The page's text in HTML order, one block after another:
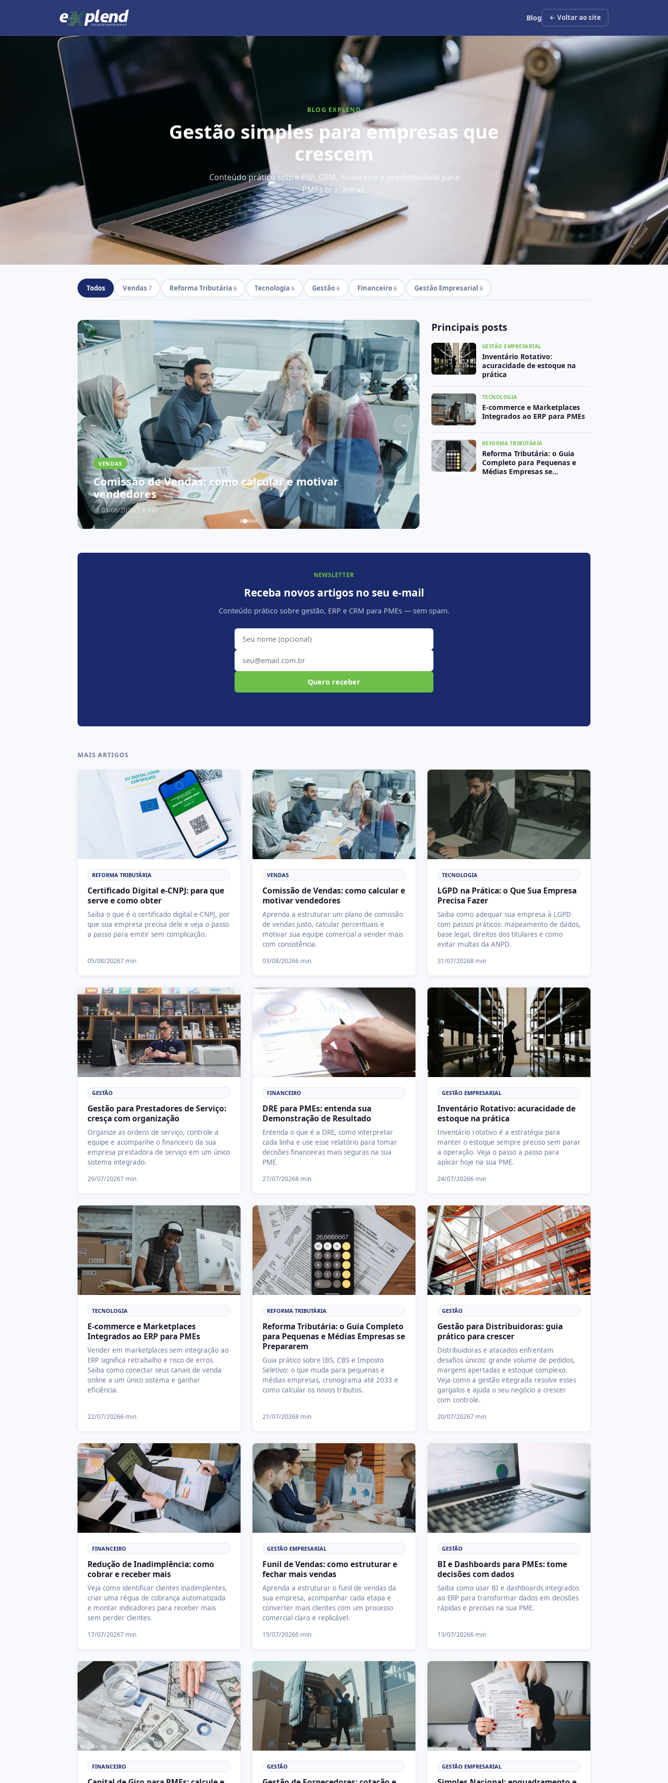
Blog ← Voltar ao site
BLOG EXPLEND
Gestão simples para empresas que
crescem
Conteúdo prático sobre ERP, CRM, financeiro e produtividade para
PMEs brasileiras.
Todos Vendas 7 Reforma Tributária 6 Tecnologia 6 Gestão 6 Financeiro 6 Gestão Empresarial 6
VENDAS
Comissão de Vendas: como calcular e motivar
vendedores
📅 03/08/2026⏱ 6 min
← →
Principais posts
GESTÃO EMPRESARIAL
Inventário Rotativo:
acuracidade de estoque na
prática
TECNOLOGIA
E-commerce e Marketplaces
Integrados ao ERP para PMEs
REFORMA TRIBUTÁRIA
Reforma Tributária: o Guia
Completo para Pequenas e
Médias Empresas se
NEWSLETTER
Receba novos artigos no seu e-mail
Conteúdo prático sobre gestão, ERP e CRM para PMEs — sem spam.
Quero receber
MAIS ARTIGOS
REFORMA TRIBUTÁRIA
Certificado Digital e-CNPJ: para que
serve e como obter
Saiba o que é o certificado digital e-CNPJ, por
que sua empresa precisa dele e veja o passo
a passo para emitir sem complicação.
05/08/20267 min
VENDAS
Comissão de Vendas: como calcular e
motivar vendedores
Aprenda a estruturar um plano de comissão
de vendas justo, calcular percentuais e
motivar sua equipe comercial a vender mais
com consistência.
03/08/20266 min
TECNOLOGIA
LGPD na Prática: o Que Sua Empresa
Precisa Fazer
Saiba como adequar sua empresa à LGPD
com passos práticos: mapeamento de dados,
base legal, direitos dos titulares e como
evitar multas da ANPD.
31/07/20268 min
GESTÃO
Gestão para Prestadores de Serviço:
cresça com organização
Organize as ordens de serviço, controle a
equipe e acompanhe o financeiro da sua
empresa prestadora de serviço em um único
sistema integrado.
29/07/20267 min
FINANCEIRO
DRE para PMEs: entenda sua
Demonstração de Resultado
Entenda o que é a DRE, como interpretar
cada linha e use esse relatório para tomar
decisões financeiras mais seguras na sua
PME.
27/07/20268 min
GESTÃO EMPRESARIAL
Inventário Rotativo: acuracidade de
estoque na prática
Inventário rotativo é a estratégia para
manter o estoque sempre preciso sem parar
a operação. Veja o passo a passo para
aplicar hoje na sua PME.
24/07/20266 min
TECNOLOGIA
E-commerce e Marketplaces
Integrados ao ERP para PMEs
Vender em marketplaces sem integração ao
ERP significa retrabalho e risco de erros.
Saiba como conectar seus canais de venda
online a um único sistema e ganhar
eficiência.
22/07/20266 min
REFORMA TRIBUTÁRIA
Reforma Tributária: o Guia Completo
para Pequenas e Médias Empresas se
Prepararem
Guia prático sobre IBS, CBS e Imposto
Seletivo: o que muda para pequenas e
médias empresas, cronograma até 2033 e
como calcular os novos tributos.
21/07/20268 min
GESTÃO
Gestão para Distribuidoras: guia
prático para crescer
Distribuidoras e atacados enfrentam
desafios únicos: grande volume de pedidos,
margens apertadas e estoque complexo.
Veja como a gestão integrada resolve esses
gargalos e ajuda o seu negócio a crescer
com controle.
20/07/20267 min
FINANCEIRO
Redução de Inadimplência: como
cobrar e receber mais
Veja como identificar clientes inadimplentes,
criar uma régua de cobrança automatizada
e montar indicadores para receber mais
sem perder clientes.
17/07/20267 min
GESTÃO EMPRESARIAL
Funil de Vendas: como estruturar e
fechar mais vendas
Aprenda a estruturar o funil de vendas da
sua empresa, acompanhar cada etapa e
converter mais clientes com um processo
comercial claro e replicável.
15/07/20266 min
GESTÃO
BI e Dashboards para PMEs: tome
decisões com dados
Saiba como usar BI e dashboards integrados
ao ERP para transformar dados em decisões
rápidas e precisas na sua PME.
13/07/20266 min
FINANCEIRO GESTÃO GESTÃO EMPRESARIAL